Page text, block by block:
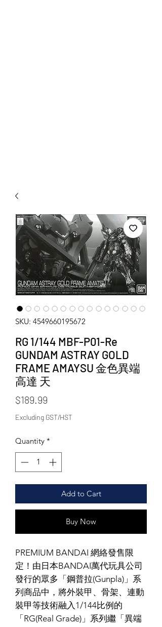
WECHAT 微信諮詢
SKU: 4549660195672
RG 1/144 MBF-P01-Re
GUNDAM ASTRAY GOLD
FRAME AMAYSU 金色異端
高達 天
$189.99
Excluding GST/HST
Quantity *
Add to Cart
Buy Now
PREMIUM BANDAI 網絡發售限
定！由日本BANDAI萬代玩具公司
發行的眾多「鋼普拉(Gunpla)」系
列商品中，將外裝甲、骨架、連動
裝甲等技術融入1/144比例的
「RG(Real Grade)」系列繼「異端